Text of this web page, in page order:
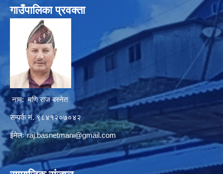
गाउँपालिका प्रवक्ता
नाम: मणि राज बस्नेत
सम्पर्क नं. ९८४१२०७०४२
ईमेलःraj.basnetmani@gmail.com